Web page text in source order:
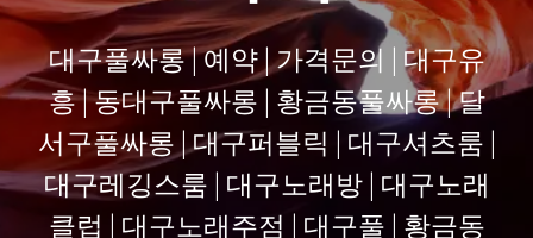
대구풀싸롱 | 예약 | 가격문의 | 대구유
흥 | 동대구풀싸롱 | 황금동풀싸롱 | 달
서구풀싸롱 | 대구퍼블릭 | 대구셔츠룸 |
대구레깅스룸 | 대구노래방 | 대구노래
클럽 | 대구노래주점 | 대구풀 | 황금동